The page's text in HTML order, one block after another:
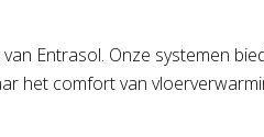
Entrasol. Onze systemen
het comfort van